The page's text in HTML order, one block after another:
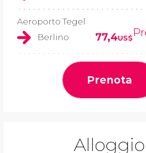
Aeroporto Tegel
Berlino
77,4US$
Prenota
Alloggio